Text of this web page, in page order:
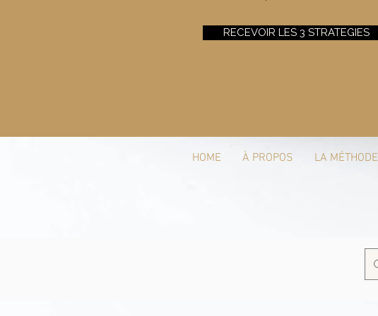
RECEVOIR LES 3 STRATEGIES
HOME À PROPOS LA MÉTHODE